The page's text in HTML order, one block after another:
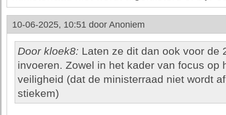
10-06-2025, 10:51 door Anoniem
Door kloek8: Laten ze dit dan ook voor de
invoeren. Zowel in het kader van focus op
veiligheid (dat de ministerraad niet wordt
stiekem)